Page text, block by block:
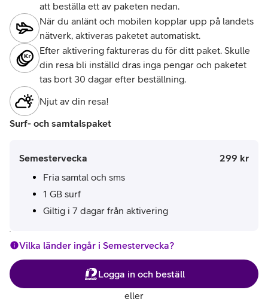
att beställa ett av paketen nedan.
När du anlänt och mobilen kopplar upp på landets
nätverk, aktiveras paketet automatiskt.
Efter aktivering faktureras du för ditt paket. Skulle
din resa bli inställd dras inga pengar och paketet
tas bort 30 dagar efter beställning.
Njut av din resa!
Surf- och samtalspaket
Semestervecka Pris:
299 kr.
Fria samtal och sms
1 GB surf
Giltig i 7 dagar från aktivering
Vilka länder ingår i Semestervecka?
Öppnar inloggning med BankID i ett nytt fönster
Logga in och beställ
eller